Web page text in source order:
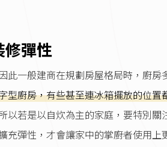
修彈性
此一般建商在規劃房屋格局時，廚房
型廚房，有些甚至連冰箱擺放的位置
以若是以自炊為主的家庭，要特別關
充彈性，才會讓家中的掌廚者使用上